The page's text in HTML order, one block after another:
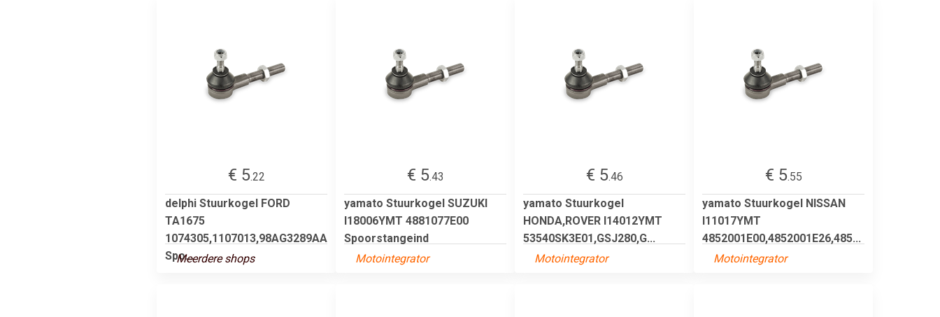
€ 5.22
delphi Stuurkogel FORD
TA1675
1074305,1107013,98AG3289AA
Spo...
Meerdere shops
€ 5.43
yamato Stuurkogel SUZUKI
I18006YMT 4881077E00
Spoorstangeind
Motointegrator
€ 5.46
yamato Stuurkogel
HONDA,ROVER I14012YMT
53540SK3E01,GSJ280,G...
Motointegrator
€ 5.55
yamato Stuurkogel NISSAN
I11017YMT
4852001E00,4852001E26,485...
Motointegrator